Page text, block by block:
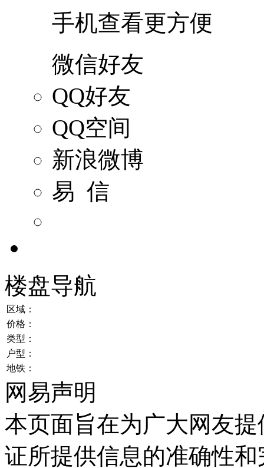
手机查看更方便
微信好友
QQ好友
QQ空间
新浪微博
易 信
楼盘导航
区域：
价格：
类型：
户型：
地铁：
网易声明
本页面旨在为广大网友
证所提供信息的准确性